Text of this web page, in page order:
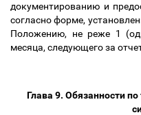
документированию и
согласно форме,
Положению, не реже 1
месяца, следующего за
Глава 9. Обязанности